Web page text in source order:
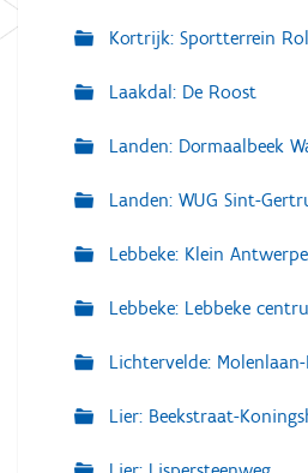
Kortrijk: Sportterrein
Laakdal: De Roost
Landen: Dormaalbeek
Landen: WUG Sint-
Lebbeke: Klein
Lebbeke: Lebbeke
Lichtervelde:
Lier: Beekstraat-